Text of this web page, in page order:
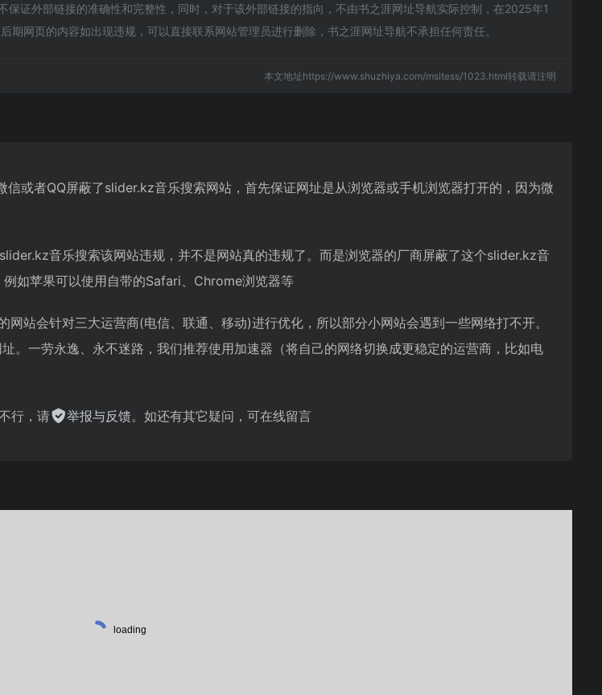
证外部链接的准确性和完整性，同时，对于该外部链接的指向，不由书之涯网址导航实际控制，在2025年1
网页的内容如出现违规，可以直接联系网站管理员进行删除，书之涯网址导航不承担任何责任。
本文地址https://www.shuzhiya.com/msitess/1023.html转载请注明
或者QQ屏蔽了slider.kz音乐搜索网站，首先保证网址是从浏览器或手机浏览器打开的，因为微
音乐搜索该网站违规，并不是网站真的违规了。而是浏览器的厂商屏蔽了这个slider.kz音
如苹果可以使用自带的Safari、Chrome浏览器等
站会针对三大运营商(电信、联通、移动)进行优化，所以部分小网站会遇到一些网络打不开。
。一劳永逸、永不迷路，我们推荐使用加速器（将自己的网络切换成更稳定的运营商，比如电
行，请 举报与反馈。如还有其它疑问，可在线留言